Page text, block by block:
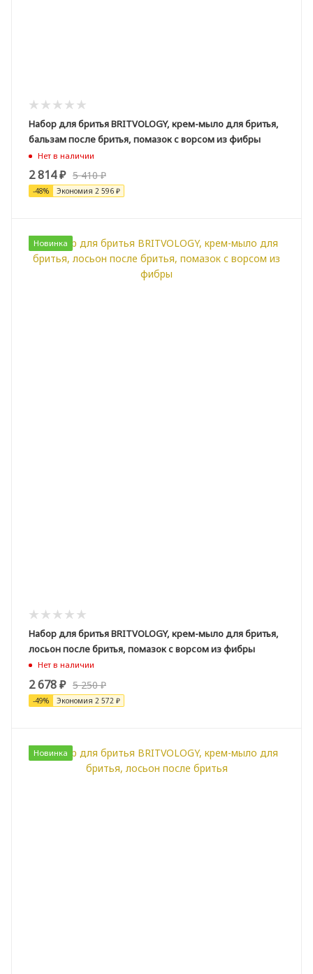
Набор для бритья BRITVOLOGY, крем-мыло для бритья,
бальзам после бритья, помазок с ворсом из фибры
Нет в наличии
2 814₽ 5 410₽
-48% Экономия 2 596 ₽
Новинка
Набор для бритья BRITVOLOGY, крем-мыло для бритья,
лосьон после бритья, помазок с ворсом из фибры
Нет в наличии
2 678₽ 5 250₽
-49% Экономия 2 572 ₽
Новинка